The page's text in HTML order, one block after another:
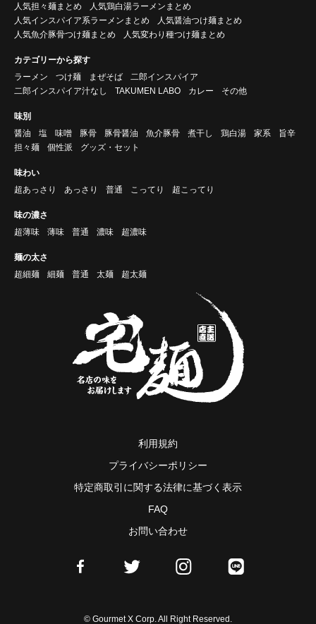
人気担々麺まとめ
人気鶏白湯ラーメンまとめ
人気インスパイア系ラーメンまとめ
人気醤油つけ麺まとめ
人気魚介豚骨つけ麺まとめ
人気変わり種つけ麺まとめ
カテゴリーから探す
ラーメン
つけ麺 まぜそば
二郎インスパイア
二郎インスパイア汁なし
TAKUMEN LABO カレー その他
味別
醤油
塩 味噌 豚骨 豚骨醤油 魚介豚骨 煮干し 鶏白湯 家系
旨辛
担々麺
個性派 グッズ・セット
味わい
超あっさり
あっさり 普通 こってり 超こってり
味の濃さ
超薄味
薄味 普通 濃味 超濃味
麺の太さ
超細麺
細麺 普通 太麺 超太麺
利用規約
プライバシーポリシー
特定商取引に関する法律に基づく表示
FAQ
お問い合わせ
© Gourmet X Corp. All Right Reserved.